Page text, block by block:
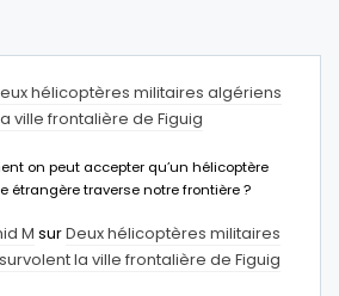
hélicoptères militaires algériens
ville frontalière de Figuig
on peut accepter qu’un hélicoptère
étrangère traverse notre frontière ?
M surDeux hélicoptères militaires
la ville frontalière de Figuig